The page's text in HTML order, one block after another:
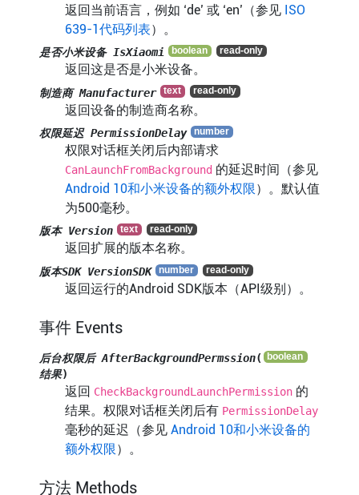
返回当前语言，例如 ‘de’ 或 ‘en’（参见 ISO
639-1代码列表）。
是否小米设备 IsXiaomi
返回这是否是小米设备。
制造商 Manufacturer
返回设备的制造商名称。
权限延迟 PermissionDelay
权限对话框关闭后内部请求
CanLaunchFromBackground的延迟时间（参见
Android 10和小米设备的额外权限）。默认值
为500毫秒。
版本 Version
返回扩展的版本名称。
版本SDK VersionSDK
返回运行的Android SDK版本（API级别）。
事件 Events
后台权限后 AfterBackgroundPermssion(
结果)
返回 CheckBackgroundLaunchPermission的
结果。权限对话框关闭后有 PermissionDelay
毫秒的延迟（参见 Android 10和小米设备的
额外权限）。
方法 Methods